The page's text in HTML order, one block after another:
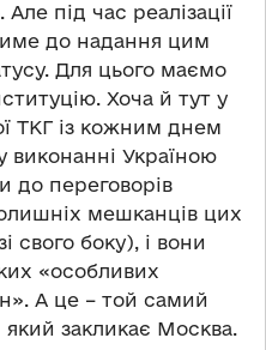
під час реалізації
до надання цим
Для цього маємо
Хоча й тут у
ТКГ із кожним днем
виконанні Україною
до переговорів
мешканців цих
свого боку), і вони
«особливих
А це – той самий
закликає Москва.